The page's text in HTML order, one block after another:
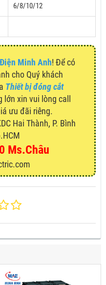
6/8/10/12
Minh Anh! Để có
cho Quý khách
Thiết bị đóng cắt
xin vui lòng call
ưu đãi riêng.
Hai Thành, P. Bình
Ms.Châu